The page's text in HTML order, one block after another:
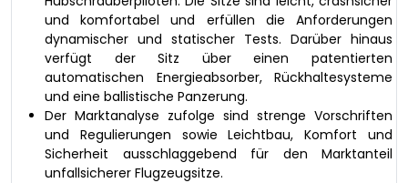
und komfortabel und erfüllen die Anforderungen
dynamischer und statischer Tests. Darüber hinaus
verfügt der Sitz über einen patentierten
automatischen Energieabsorber, Rückhaltesysteme
und eine ballistische Panzerung.
Der Marktanalyse zufolge sind strenge Vorschriften
und Regulierungen sowie Leichtbau, Komfort und
Sicherheit ausschlaggebend für den Marktanteil
unfallsicherer Flugzeugsitze.